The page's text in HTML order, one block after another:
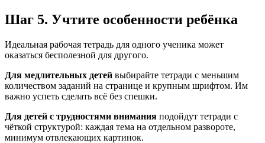
Шаг 5. Учтите особенности ребёнка
Идеальная рабочая тетрадь для одного ученика может
оказаться бесполезной для другого.
Для медлительных детей выбирайте тетради с меньшим
количеством заданий на странице и крупным шрифтом. Им
важно успеть сделать всё без спешки.
Для детей с трудностями внимания подойдут тетради с
чёткой структурой: каждая тема на отдельном развороте,
минимум отвлекающих картинок.